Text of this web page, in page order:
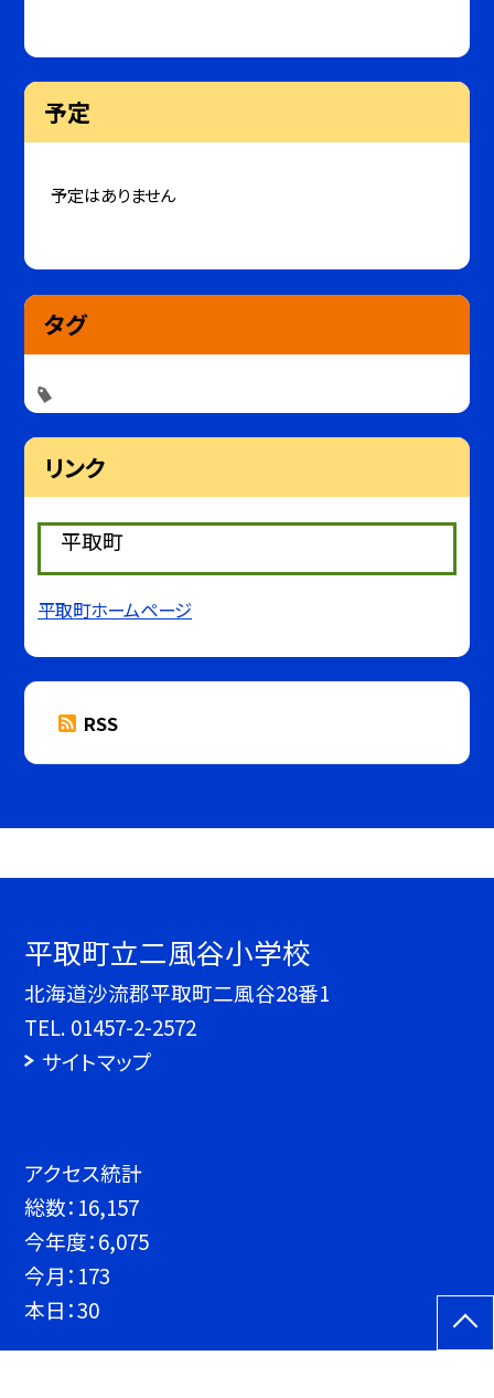
予定
予定はありません
タグ
リンク
平取町
平取町ホームページ
RSS
平取町立二風谷小学校
北海道沙流郡平取町二風谷28番1
TEL. 01457-2-2572
サイトマップ
アクセス統計
総数： 16,157
今年度：6,075
今月： 173
本日：30